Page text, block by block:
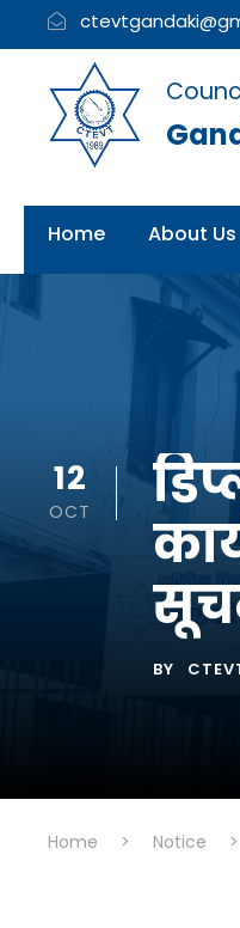
Home About Us
12
OCT
BY
Home > Notice >